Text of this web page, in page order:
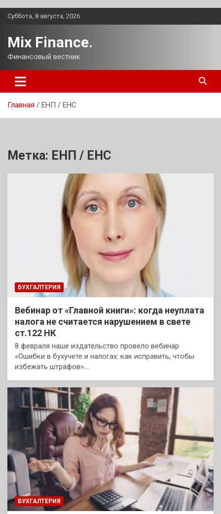
Перейти
Суббота, 8 августа, 2026
Mix Finance.
Финансовый вестник.
Главная ЕНП / ЕНС
Метка: ЕНП / ЕНС
БУХГАЛТЕРИЯ
Вебинар от «Главной книги»: когда неуплата
налога не считается нарушением в свете
ст.122 НК
8 февраля наше издательство провело вебинар
«Ошибки в бухучете и налогах: как исправить, чтобы
избежать штрафов».…
БУХГАЛТЕРИЯ